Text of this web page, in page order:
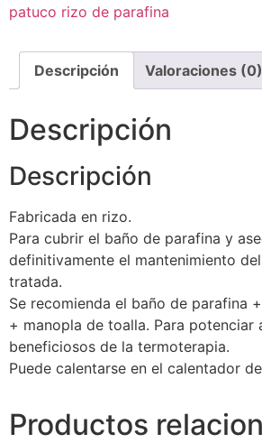
patuco rizo de parafina
Descripción Valoraciones (0)
Descripción
Descripción
Fabricada en rizo.
Para cubrir el baño de parafina y
definitivamente el mantenimiento
tratada.
Se recomienda el baño de parafina
+ manopla de toalla. Para potenciar
beneficiosos de la termoterapia.
Puede calentarse en el calentador
Productos